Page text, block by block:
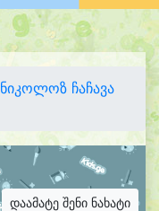
ნიკოლოზ ჩაჩავა
დაამატე შენი ნახატი